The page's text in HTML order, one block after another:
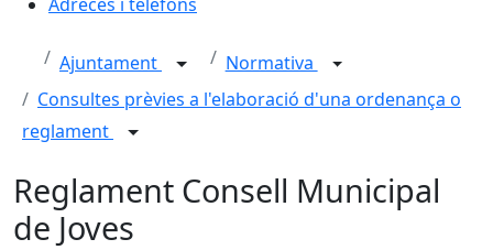
Ajuntament
Normativa
Consultes prèvies a l'elaboració d'una ordenança o
reglament
Reglament Consell Municipal
de Joves